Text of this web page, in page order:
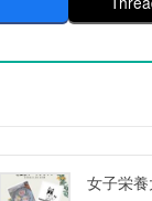
女子栄